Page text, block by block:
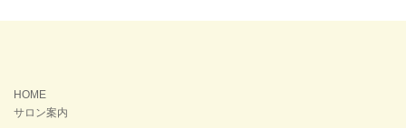
HOME
サロン案内